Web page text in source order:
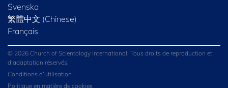
Svenska
繁體中文 (Chinese)
Français
© 2026 Church of Scientology International. Tous droits de reproduction et
d’adaptation réservés.
Conditions d’utilisation
Politique en matière de cookies